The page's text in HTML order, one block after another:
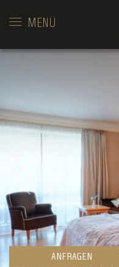
MENÜ
ANFRAGEN